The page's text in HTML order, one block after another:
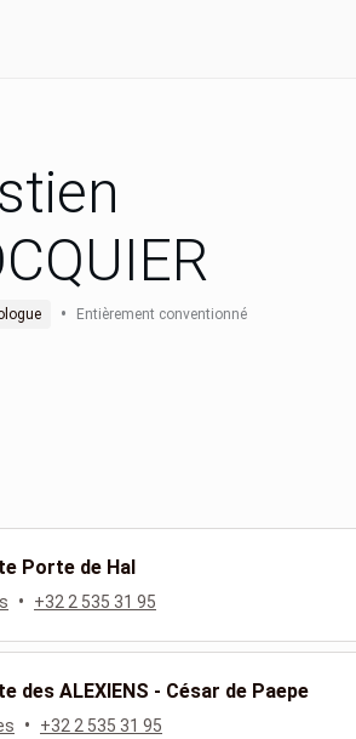
• Entièrement conventionné
Porte de Hal
• +32 2 535 31 95
des ALEXIENS - César de Paepe
• +32 2 535 31 95